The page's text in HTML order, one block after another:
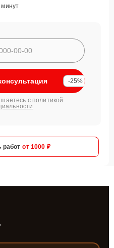
-25%
с политикой
работ от 1000 ₽